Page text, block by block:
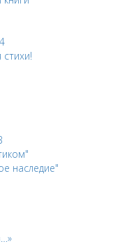
наследие"